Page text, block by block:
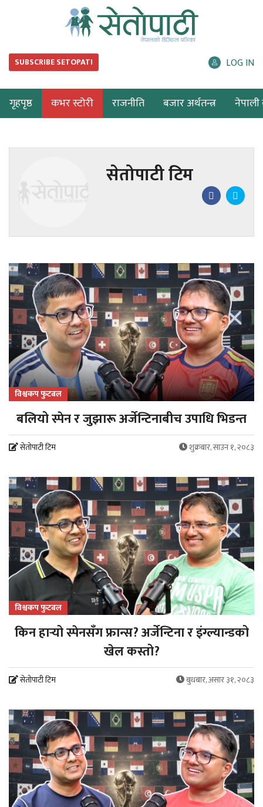
SUBSCRIBE SETOPATI LOG IN
गृहपृष्ठ कभर स्टोरी राजनीति बजार अर्थतन्त्र नेपाली
सेतोपाटी टिम
विश्वकप फुटबल
बलियो स्पेन र जुझारू अर्जेन्टिनाबीच उपाधि भिडन्त
सेतोपाटी टिम शुक्रबार, साउन १, २०८३
विश्वकप फुटबल
किन हार्‍यो स्पेनसँग फ्रान्स? अर्जेन्टिना र इंग्ल्यान्डको
खेल कस्तो?
सेतोपाटी टिम बुधबार, असार ३१, २०८३